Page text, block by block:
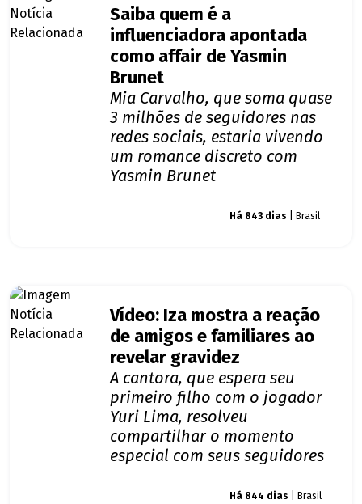
Saiba quem é a
influenciadora apontada
como affair de Yasmin
Brunet
Mia Carvalho, que soma quase
3 milhões de seguidores nas
redes sociais, estaria vivendo
um romance discreto com
Yasmin Brunet
Há 843 dias | Brasil
Vídeo: Iza mostra a reação
de amigos e familiares ao
revelar gravidez
A cantora, que espera seu
primeiro filho com o jogador
Yuri Lima, resolveu
compartilhar o momento
especial com seus seguidores
Há 844 dias | Brasil